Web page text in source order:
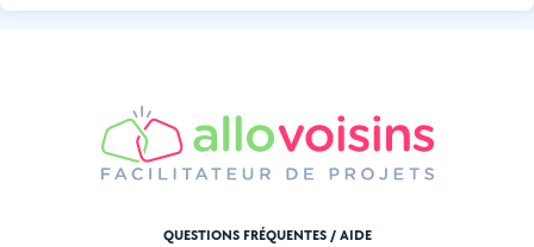
QUESTIONS FRÉQUENTES / AIDE